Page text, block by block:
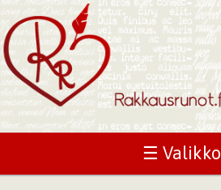
☰ Valikko